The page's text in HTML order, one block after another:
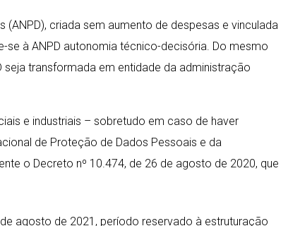
criada sem aumento de despesas e vinculada
se à ANPD autonomia técnico-decisória. Do mesmo
seja transformada em entidade da administração
e industriais – sobretudo em caso de haver
de Proteção de Dados Pessoais e da
o Decreto nº 10.474, de 26 de agosto de 2020, que
agosto de 2021, período reservado à estruturação